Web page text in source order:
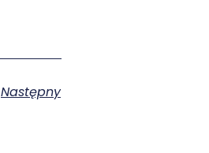
Następny